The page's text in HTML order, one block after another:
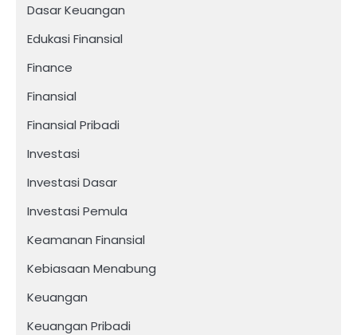
Dasar Keuangan
Edukasi Finansial
Finance
Finansial
Finansial Pribadi
Investasi
Investasi Dasar
Investasi Pemula
Keamanan Finansial
Kebiasaan Menabung
Keuangan
Keuangan Pribadi